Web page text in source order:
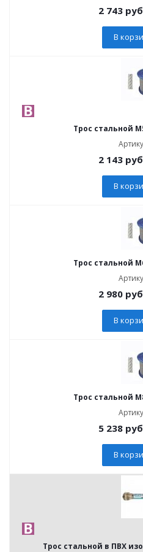
2 743
В
Трос стальной
2 143
В
Трос стальной
2 980
В
Трос стальной
5 238
В
Трос стальной в ПВХ